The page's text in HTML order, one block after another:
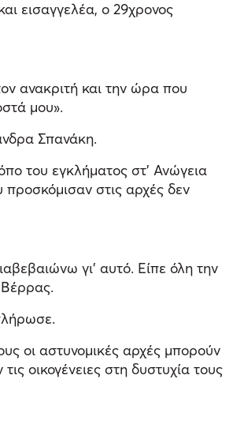
εισαγγελέα, ο 29χρονος
ανακριτή και την ώρα που
μου».
Σπανάκη.
του εγκλήματος στ’ Ανώγεια
στις αρχές δεν
γι’ αυτό. Είπε όλη την
Βέρρας.
οι αστυνομικές αρχές μπορούν
οικογένειες στη δυστυχία τους